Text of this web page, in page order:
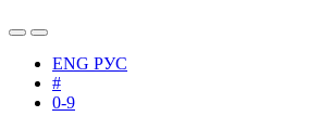
ENG РУС
#
0-9